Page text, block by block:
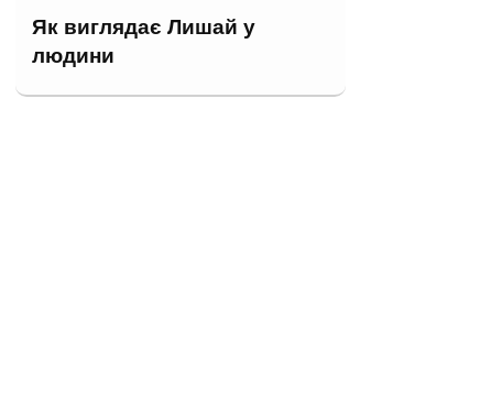
Як виглядає Лишай у
людини